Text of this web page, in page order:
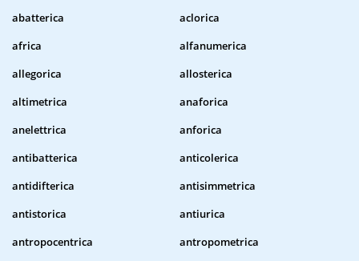
abatterica
aclorica
africa
alfanumerica
allegorica
allosterica
altimetrica
anaforica
anelettrica
anforica
antibatterica
anticolerica
antidifterica
antisimmetrica
antistorica
antiurica
antropocentrica
antropometrica